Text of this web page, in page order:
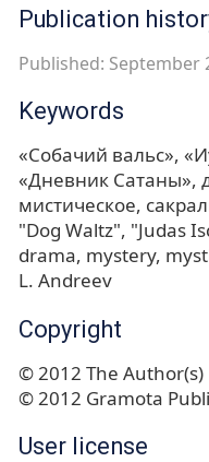
Publication
Published: September
Keywords
«Собачий вальс»
«Дневник Сатаны»
мистическое
"Dog Waltz" "Judas
drama mystery
L. Andreev
Copyright
© 2012 The Author(s)
© 2012 Gramota
User license